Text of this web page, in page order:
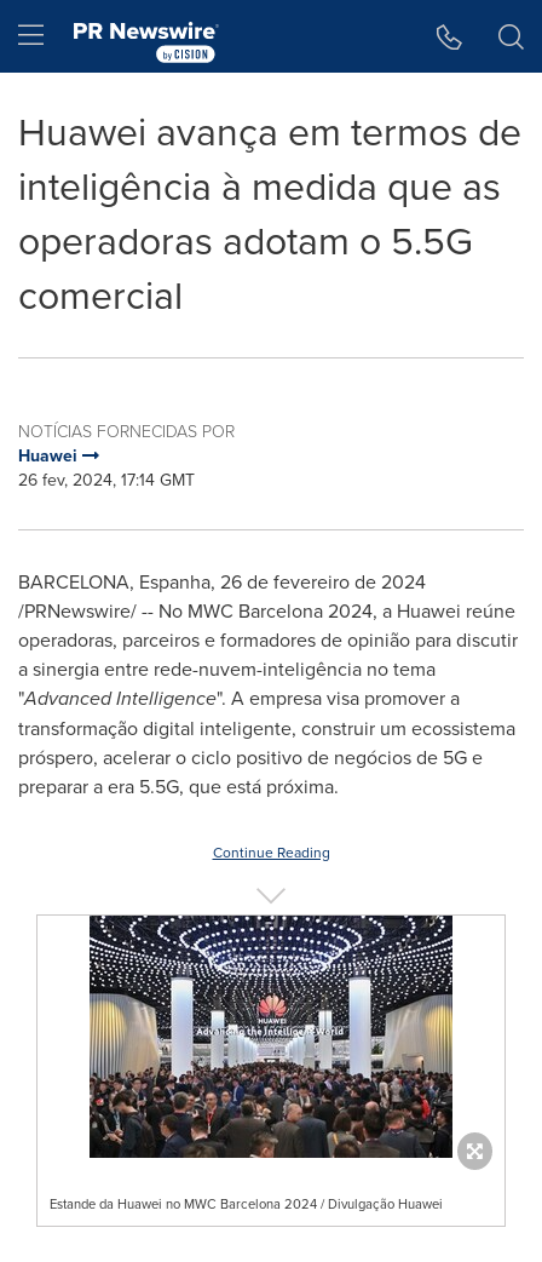
Hamburger menu
Huawei avança em termos de
inteligência à medida que as
operadoras adotam o 5.5G
comercial
NOTÍCIAS FORNECIDAS POR
Huawei
26 fev, 2024, 17:14 GMT
BARCELONA, Espanha, 26 de fevereiro de 2024
/PRNewswire/ -- No MWC Barcelona 2024, a Huawei reúne
operadoras, parceiros e formadores de opinião para discutir
a sinergia entre rede-nuvem-inteligência no tema
"Advanced Intelligence". A empresa visa promover a
transformação digital inteligente, construir um ecossistema
próspero, acelerar o ciclo positivo de negócios de 5G e
preparar a era 5.5G, que está próxima.
Continue Reading
Estande da Huawei no MWC Barcelona 2024 / Divulgação Huawei